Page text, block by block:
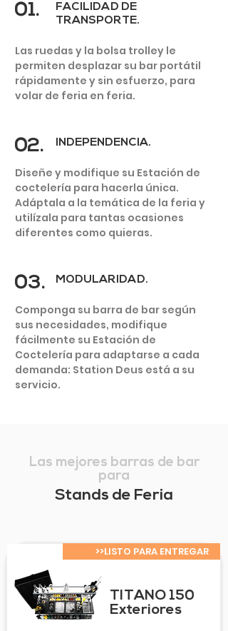
STANDS
DE FERIA
01.
FACILIDAD DE
TRANSPORTE.
Las ruedas y la bolsa trolley le
permiten desplazar su bar portátil
rápidamente y sin esfuerzo, para
volar de feria en feria.
02. INDEPENDENCIA.
Diseñe y modifique su Estación de
coctelería para hacerla única.
Adáptala a la temática de la feria y
utilízala para tantas ocasiones
diferentes como quieras.
03. MODULARIDAD.
Componga su barra de bar según
sus necesidades, modifique
fácilmente su Estación de
Coctelería para adaptarse a cada
demanda: Station Deus está a su
servicio.
Las mejores barras de bar
para
Stands de Feria
>>LISTO PARA ENTREGAR
TITANO 150
Exteriores